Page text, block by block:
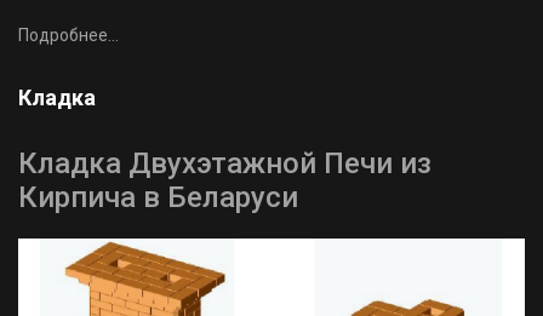
Подробнее...
Кладка
Кладка Двухэтажной Печи из
Кирпича в Беларуси